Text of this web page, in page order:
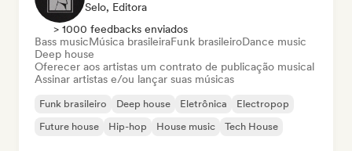
Selo, Editora
> 1000 feedbacks enviados
Bass musicMúsica brasileiraFunk brasileiroDance music
Deep house
Oferecer aos artistas um contrato de publicação musical
Assinar artistas e/ou lançar suas músicas
Funk brasileiro Deep house Eletrônica
Electropop
Future house
Hip-hop House music Tech House